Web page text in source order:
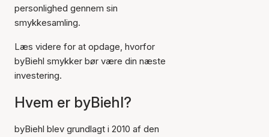
personlighed gennem sin
smykkesamling.
Læs videre for at opdage, hvorfor
byBiehl smykker bør være din næste
investering.
Hvem er byBiehl?
byBiehl blev grundlagt i 2010 af den